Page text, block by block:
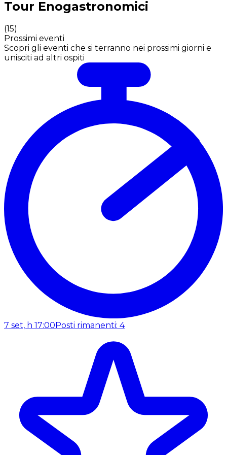
Tour Enogastronomici
(15)
Prossimi eventi
Scopri gli eventi che si terranno nei prossimi giorni e
unisciti ad altri ospiti
7 set, h 17:00 Posti rimanenti: 4